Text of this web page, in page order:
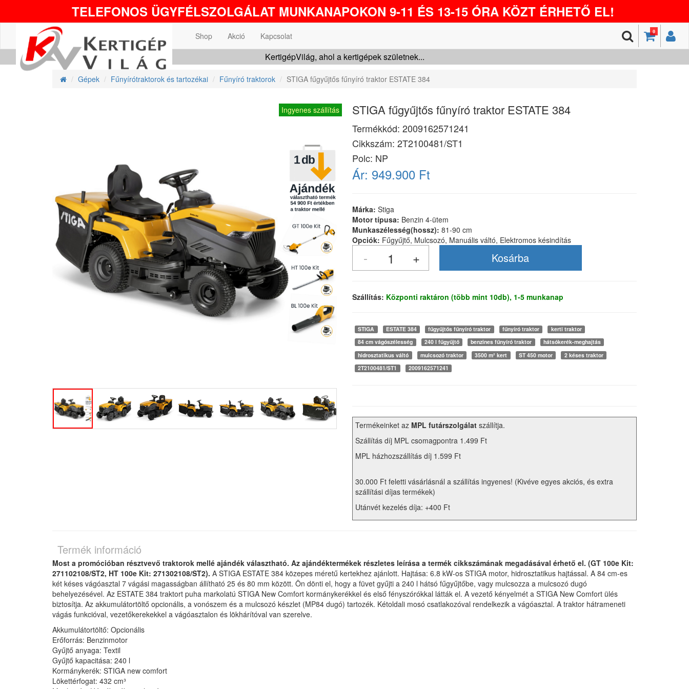
TELEFONOS ÜGYFÉLSZOLGÁLAT MUNKANAPOKON 9-11 ÉS 13-15 ÓRA KÖZT ÉRHETŐ EL!
0
Shop Akció Kapcsolat
KertigépVilág, ahol a kertigépek születnek...
Gépek Fűnyírótraktorok és tartozékai Fűnyíró traktorok STIGA fűgyűjtős fűnyíró traktor ESTATE 384
Ingyenes szállítás STIGA fűgyűjtős fűnyíró traktor ESTATE 384
Termékkód: 2009162571241
Cikkszám: 2T2100481/ST1
Polc: NP
Ár: 949.900 Ft
Márka: Stiga
Motor típusa: Benzin 4-ütem
Munkaszélesség(hossz): 81-90 cm
Opciók: Fűgyűjtő, Mulcsozó, Manuális váltó, Elektromos késindítás
Szállítás: Központi raktáron (több mint 10db), 1-5 munkanap
STIGA ESTATE 384 fűgyűjtős fűnyíró traktor fűnyíró traktor
kerti traktor
84 cm vágószélesség
240 l fűgyűjtő benzines fűnyíró traktor
hátsókerék-meghajtás
hidrosztatikus váltó
mulcsozó traktor 3500 m² kert ST 450 motor
2 késes traktor
2T2100481/ST1
2009162571241
Termékeinket az MPL futárszolgálat szállítja.
Szállítás díj MPL csomagpontra 1.499 Ft
MPL házhozszállítás díj 1.599 Ft
30.000 Ft feletti vásárlásnál a szállítás ingyenes! (Kivéve egyes akciós, és extra
szállítási díjas termékek)
Utánvét kezelés díja: +400 Ft
Termék információ
Most a promócióban résztvevő traktorok mellé ajándék választható. Az ajándéktermékek részletes leírása a termék cikkszámának megadásával érhető el. (GT 100e Kit:
271102108/ST2, HT 100e Kit: 271302108/ST2). A STIGA ESTATE 384 közepes méretű kertekhez ajánlott. Hajtása: 6.8 kW-os STIGA motor, hidrosztatikus hajtással. A 84 cm-es
két késes vágóasztal 7 vágási magasságban állítható 25 és 80 mm között. Ön dönti el, hogy a füvet gyűjti a 240 l hátsó fűgyűjtőbe, vagy mulcsozza a mulcsozó dugó
behelyezésével. Az ESTATE 384 traktort puha markolatú STIGA New Comfort kormánykerékkel és első fényszórókkal látták el. A vezető kényelmét a STIGA New Comfort ülés
biztosítja. Az akkumulátortöltő opcionális, a vonószem és a mulcsozó készlet (MP84 dugó) tartozék. Kétoldali mosó csatlakozóval rendelkezik a vágóasztal. A traktor hátrameneti
vágás funkcióval, vezetőkerekekkel a vágóasztalon és lökhárítóval van szerelve.
Akkumulátortöltő: Opcionális
Erőforrás: Benzinmotor
Gyűjtő anyaga: Textil
Gyűjtő kapacitása: 240 l
Kormánykerék: STIGA new comfort
Lökettérfogat: 432 cm³